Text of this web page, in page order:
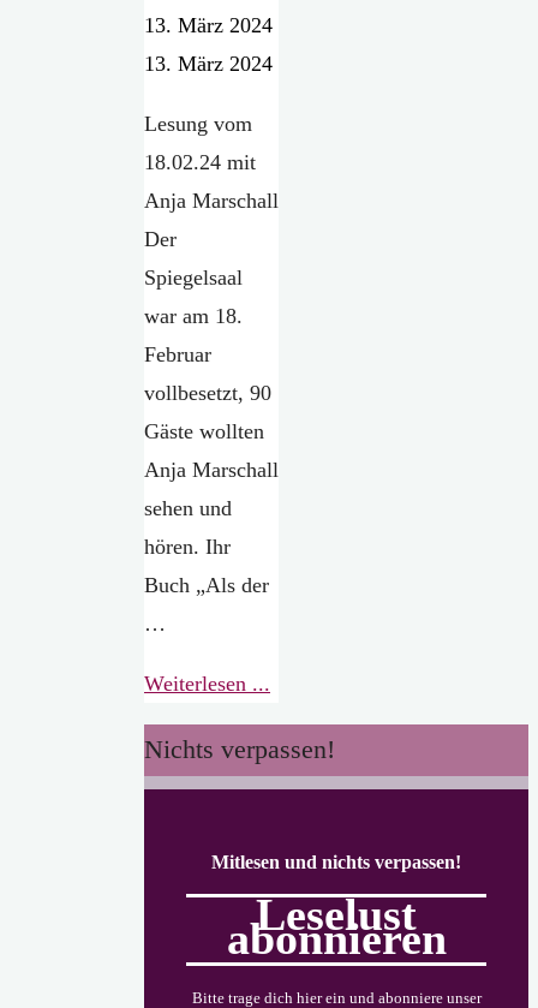
13. März 2024
13. März 2024
Lesung vom
18.02.24 mit
Anja Marschall
Der
Spiegelsaal
war am 18.
Februar
vollbesetzt, 90
Gäste wollten
Anja Marschall
sehen und
hören. Ihr
Buch „Als der
…
Weiterlesen ...
Nacht,
als
der
kam
und
mit
ihm
Nichts verpassen!
Mitlesen und nichts verpassen!
Leselust
abonnieren
Bitte trage dich hier ein und abonniere unser